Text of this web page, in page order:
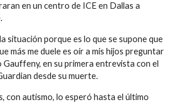
en un centro de ICE en Dallas a
situación porque es lo que se supone que
más me duele es oír a mis hijos preguntar
Gauffeny, en su primera entrevista con el
desde su muerte.
con autismo, lo esperó hasta el último